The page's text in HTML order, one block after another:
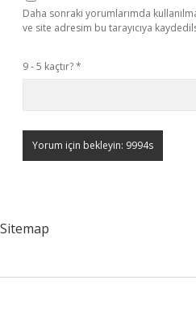
Daha sonraki yorumlarımda
ve site adresim bu tarayıcıya
9 - 5 kaçtır?*
Sitemap